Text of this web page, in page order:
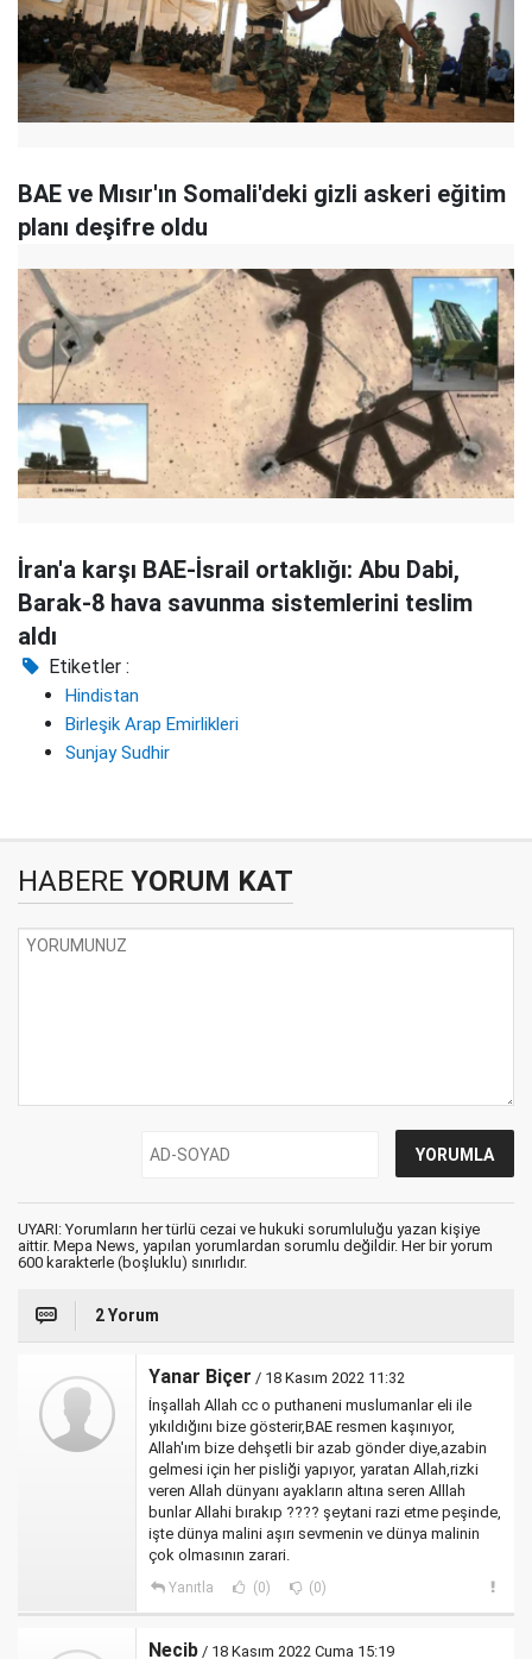
BAE ve Mısır'ın Somali'deki gizli askeri eğitim
planı deşifre oldu
İran'a karşı BAE-İsrail ortaklığı: Abu Dabi,
Barak-8 hava savunma sistemlerini teslim
aldı
Etiketler :
Hindistan
Birleşik Arap Emirlikleri
Sunjay Sudhir
HABERE YORUM KAT
UYARI: Yorumların her türlü cezai ve hukuki sorumluluğu yazan kişiye
aittir. Mepa News, yapılan yorumlardan sorumlu değildir. Her bir yorum
600 karakterle (boşluklu) sınırlıdır.
2 Yorum
Yanar Biçer / 18 Kasım 2022 11:32
İnşallah Allah cc o puthaneni muslumanlar eli ile
yıkıldığını bize gösterir,BAE resmen kaşınıyor,
Allah'ım bize dehşetli bir azab gönder diye,azabin
gelmesi için her pisliği yapıyor, yaratan Allah,rizki
veren Allah dünyanı ayakların altına seren Alllah
bunlar Allahi bırakıp ???? şeytani razi etme peşinde,
işte dünya malini aşırı sevmenin ve dünya malinin
çok olmasının zarari.
Yanıtla (0) (0)
Necib / 18 Kasım 2022 Cuma 15:19